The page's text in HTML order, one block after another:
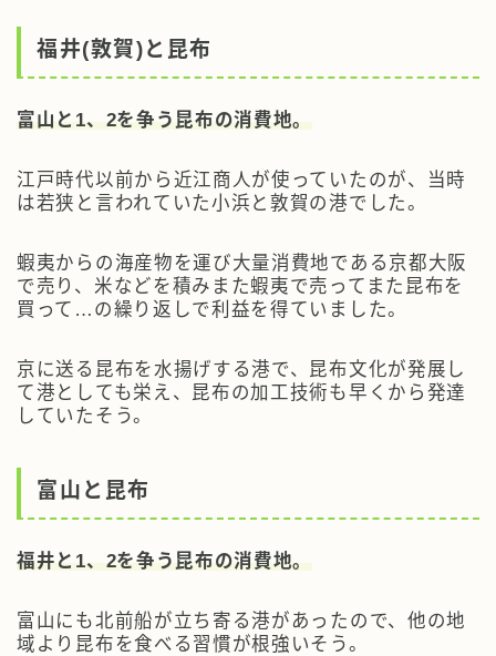
福井(敦賀)と昆布
富山と1、2を争う昆布の消費地。
江戸時代以前から近江商人が使っていたのが、当時
は若狭と言われていた小浜と敦賀の港でした。
蝦夷からの海産物を運び大量消費地である京都大阪
で売り、米などを積みまた蝦夷で売ってまた昆布を
買って…の繰り返しで利益を得ていました。
京に送る昆布を水揚げする港で、昆布文化が発展し
て港としても栄え、昆布の加工技術も早くから発達
していたそう。
富山と昆布
福井と1、2を争う昆布の消費地。
富山にも北前船が立ち寄る港があったので、他の地
域より昆布を食べる習慣が根強いそう。